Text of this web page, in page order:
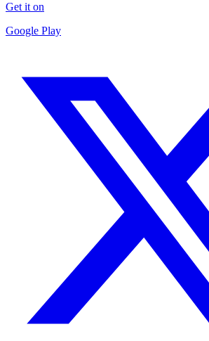
Get it on
Google Play